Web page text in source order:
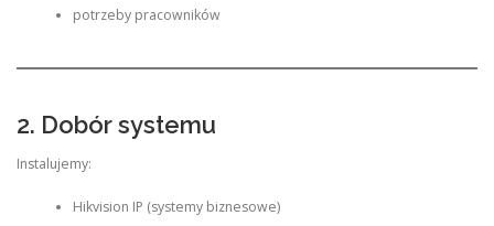
potrzeby pracowników
2. Dobór systemu
Instalujemy:
Hikvision IP (systemy biznesowe)